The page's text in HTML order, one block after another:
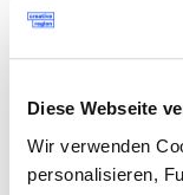
Diese Webseite
Wir verwenden
personalisieren,
Drei